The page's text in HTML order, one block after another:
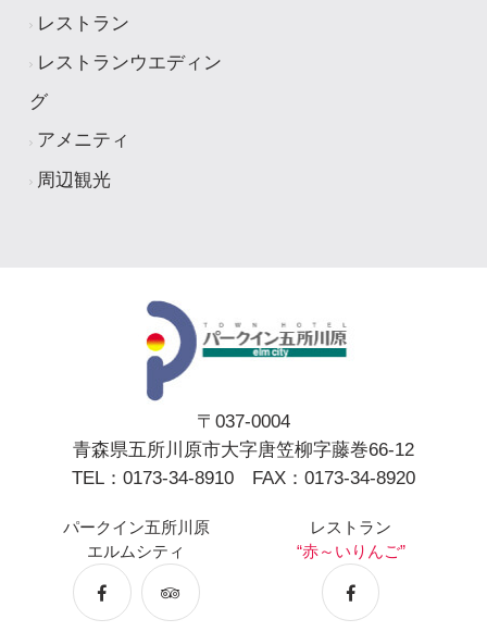
レストラン
レストランウエディン
グ
アメニティ
周辺観光
〒037-0004
青森県五所川原市大字唐笠柳字藤巻66-12
TEL：0173-34-8910 FAX：0173-34-8920
パークイン五所川原
エルムシティ
レストラン
“赤～いりんご”